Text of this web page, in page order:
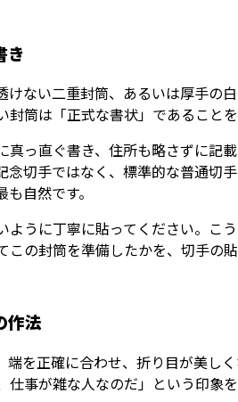
き
けない二重封筒、あるいは厚手の
封筒は「正式な書状」であること
真っ直ぐ書き、住所も略さずに記
念切手ではなく、標準的な普通切
自然です。
ように丁寧に貼ってください。こ
この封筒を準備したかを、切手の
作法
端を正確に合わせ、折り目が美し
仕事が雑な人なのだ」という印象